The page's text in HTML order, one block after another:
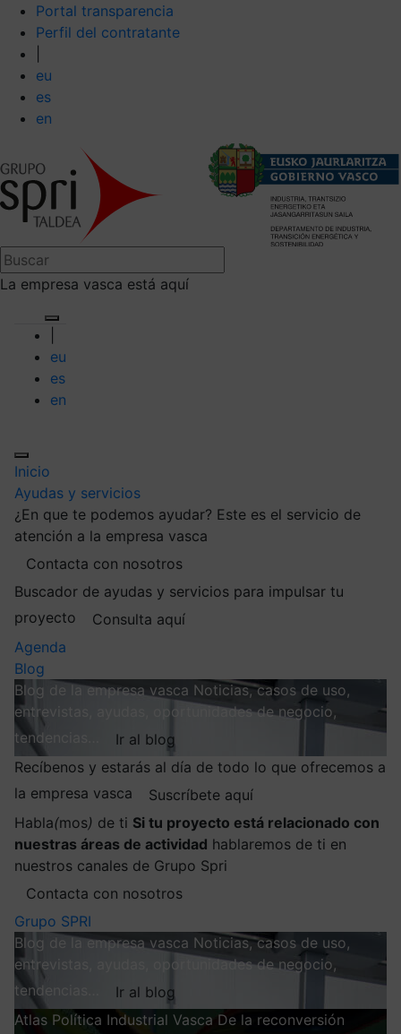
Portal transparencia
Perfil del contratante
eu
es
en
La empresa vasca está aquí
eu
es
en
Inicio
Ayudas y servicios
¿En que te podemos ayudar? Este es el servicio de
atención a la empresa vasca
Contacta con nosotros
Buscador de ayudas y servicios para impulsar tu
proyecto
Consulta aquí
Agenda
Blog
Blog de la empresa vasca Noticias, casos de uso,
entrevistas, ayudas, oportunidades de negocio,
tendencias…
Ir al blog
Recíbenos y estarás al día de todo lo que ofrecemos a
la empresa vasca
Suscríbete aquí
Habla(mos) de ti Si tu proyecto está relacionado con
nuestras áreas de actividad hablaremos de ti en
nuestros canales de Grupo Spri
Contacta con nosotros
Grupo SPRI
Blog de la empresa vasca Noticias, casos de uso,
entrevistas, ayudas, oportunidades de negocio,
tendencias…
Ir al blog
Atlas Política Industrial Vasca De la reconversión